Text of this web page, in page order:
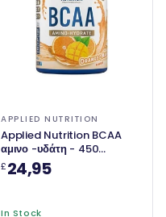
APPLIED NUTRITION
Applied Nutrition BCAA
αμινο -υδάτη - 450
γραμμάρια
£24,95
In Stock